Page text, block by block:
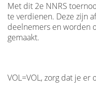
Met dit 2e NNRS
te verdienen. Deze zijn
deelnemers en worden
gemaakt.
VOL=VOL, zorg dat je